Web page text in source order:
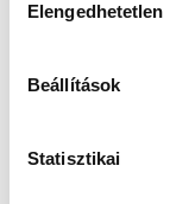
kiválasztása
Elengedhetetlen
Beállítások
Statisztikai